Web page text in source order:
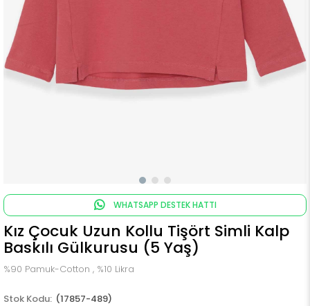
WHATSAPP DESTEK HATTI
Kız Çocuk Uzun Kollu Tişört Simli Kalp
Baskılı Gülkurusu (5 Yaş)
%90 Pamuk-Cotton , %10 Likra
(17857-489)